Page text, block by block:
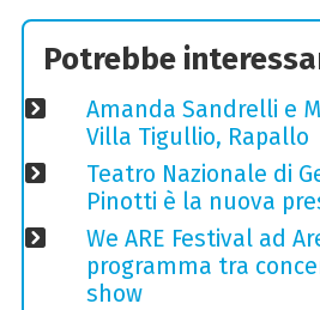
Potrebbe
Amanda Sandrelli e
Villa Tigullio, Rapallo
Teatro Nazionale di
Pinotti è la nuova
We ARE Festival ad
programma tra
show